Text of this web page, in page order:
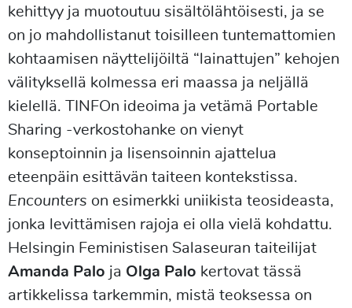
kehittyy ja muotoutuu sisältölähtöisesti, ja se
on jo mahdollistanut toisilleen tuntemattomien
kohtaamisen näyttelijöiltä “lainattujen” kehojen
välityksellä kolmessa eri maassa ja neljällä
kielellä. TINFOn ideoima ja vetämä Portable
Sharing -verkostohanke on vienyt
konseptoinnin ja lisensoinnin ajattelua
eteenpäin esittävän taiteen kontekstissa.
Encounters on esimerkki uniikista teosideasta,
jonka levittämisen rajoja ei olla vielä kohdattu.
Helsingin Feministisen Salaseuran taiteilijat
Amanda Palo ja Olga Palo kertovat tässä
artikkelissa tarkemmin, mistä teoksessa on